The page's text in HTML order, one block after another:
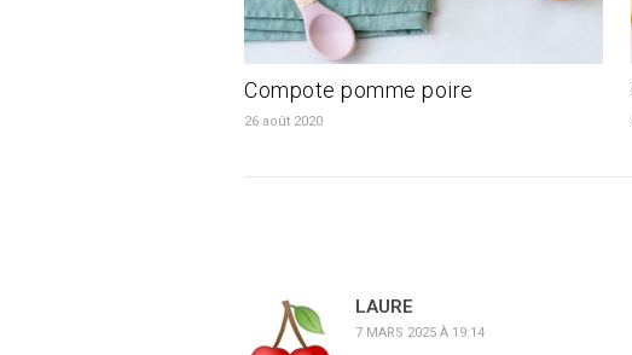
Compote pomme poire
26 août 2020
LAURE
7 MARS 2025 À 19:14